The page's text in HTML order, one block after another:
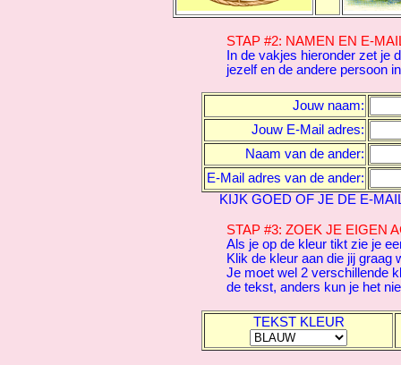
STAP #2: NAMEN EN E-
In de vakjes hieronder zet je
jezelf en de andere persoon
Jouw naam:
Jouw E-Mail adres:
Naam van de ander:
E-Mail adres van de ander:
KIJK GOED OF JE DE E-
STAP #3: ZOEK JE EIGEN
Als je op de kleur tikt zie je
Klik de kleur aan die jij graag
Je moet wel 2 verschillende
de tekst, anders kun je het
TEKST KLEUR